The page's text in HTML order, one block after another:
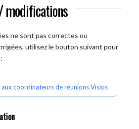
modifications
ne sont pas correctes ou
utilisez le bouton suivant pour
aux coordinateurs de réunions Visios